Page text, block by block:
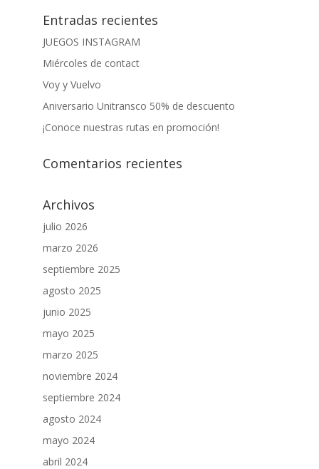
Entradas recientes
JUEGOS INSTAGRAM
Miércoles de contact
Voy y Vuelvo
Aniversario Unitransco 50% de descuento
¡Conoce nuestras rutas en promoción!
Comentarios recientes
Archivos
julio 2026
marzo 2026
septiembre 2025
agosto 2025
junio 2025
mayo 2025
marzo 2025
noviembre 2024
septiembre 2024
agosto 2024
mayo 2024
abril 2024